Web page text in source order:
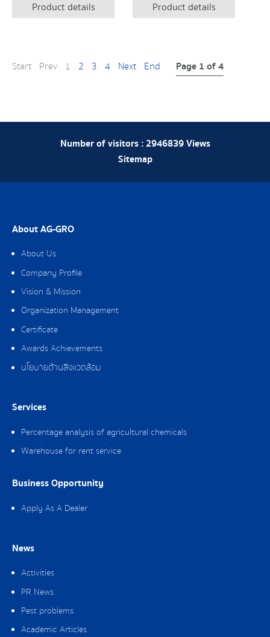
Product details Product details
Start Prev 1 2 3 4 Next End Page 1 of 4
Number of visitors :2946839Views
Sitemap
About AG-GRO
About Us
Company Profile
Vision & Mission
Organization Management
Certificate
Awards Achievements
นโยบายด้านสิ่งแวดล้อม
Services
Percentage analysis of agricultural chemicals
Warehouse for rent service
Business Opportunity
Apply As A Dealer
News
Activities
PR News
Pest problems
Academic Articles